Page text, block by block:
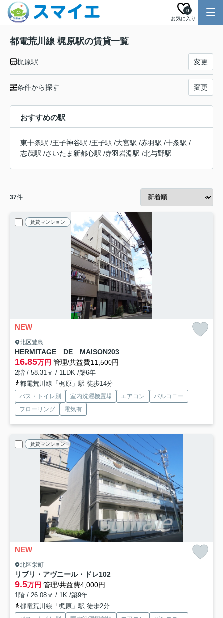
お気に入り
0
都電荒川線 梶原駅の賃貸一覧
梶原駅 変更
条件から探す 変更
おすすめの駅
東十条駅 /王子神谷駅 /王子駅 /大宮駅 /赤羽駅 /十条駅 /
志茂駅 /さいたま新都心駅 /赤羽岩淵駅 /北与野駅
37件
賃貸マンション
NEW
北区豊島
HERMITAGE DE MAISON203
16.85万円 管理/共益費11,500円
2階 / 58.31㎡ / 1LDK /築6年
都電荒川線「梶原」駅 徒歩14分
バス・トイレ別 室内洗濯機置場 エアコン
バルコニー
フローリング
電気有
賃貸マンション
NEW
北区栄町
リブリ・アヴニール・ドレ102
9.5万円 管理/共益費4,000円
1階 / 26.08㎡ / 1K /築9年
都電荒川線「梶原」駅 徒歩2分